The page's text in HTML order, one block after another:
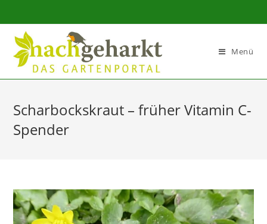
Sidebar-
Inhalt
Menü
Scharbockskraut – früher Vitamin C-
Spender